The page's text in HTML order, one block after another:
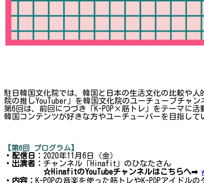
駐日韓国文化院では、韓国と日本の生活文化の比較や
院の推しYouTuber」を韓国文化院のユーチューブチャ
第6回は、前回につづき「K-POP×筋トレ」をテーマに
韓国コンテンツが好きな方やユーチューバーを目指し
【第6回 プログラム】
・配信日： 2020年11月6日（金）
・出演者： チャンネル「Hinafit」のひなたさん
☆HinafitのYouTubeチャンネルはこちらへ➡
・内容： K-POPの音楽を使った筋トレやK-POPアイドル